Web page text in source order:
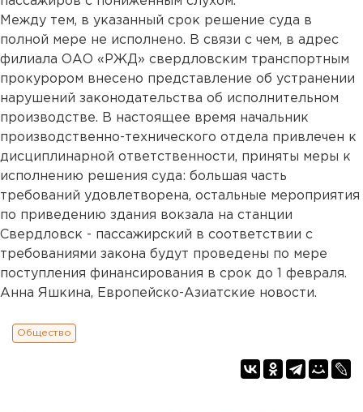
Между тем, в указанный срок решение суда в
полной мере не исполнено. В связи с чем, в адрес
филиала ОАО «РЖД» свердловским транспортным
прокурором внесено представление об устранении
нарушений законодательства об исполнительном
производстве. В настоящее время начальник
производственно-технического отдела привлечен к
дисциплинарной ответственности, приняты меры к
исполнению решения суда: большая часть
требований удовлетворена, остальные мероприятия
по приведению здания вокзала на станции
Свердловск - пассажирский в соответствии с
требованиями закона будут проведены по мере
поступления финансирования в срок до 1 февраля.
Анна Яшкина, Европейско-Азиатские новости.
Общество